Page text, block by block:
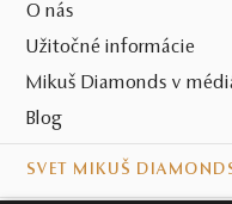
O nás
Užitočné informácie
Mikuš Diamonds v
Blog
SVET MIKUŠ